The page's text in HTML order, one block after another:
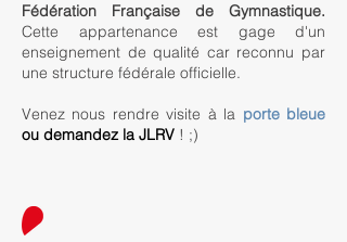
Fédération Française de Gymnastique.
Cette appartenance est gage d'un
enseignement de qualité car reconnu par
une structure fédérale officielle.
Venez nous rendre visite à la porte bleue
ou demandez la JLRV ! ;)